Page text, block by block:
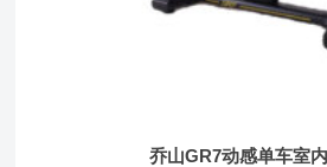
乔山GR7动感单车室